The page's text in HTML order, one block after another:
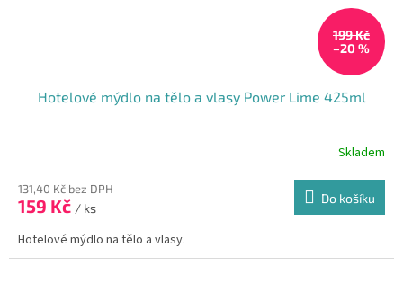
199 Kč
–20 %
Hotelové mýdlo na tělo a vlasy Power Lime 425ml
Skladem
131,40 Kč bez DPH
159 Kč / ks
Do košíku
Hotelové mýdlo na tělo a vlasy.